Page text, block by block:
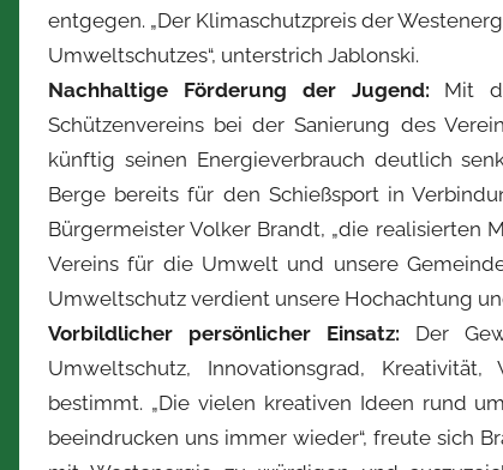
entgegen. „Der Klimaschutzpreis der
Umweltschutzes“, unterstrich Jablonski.
Nachhaltige Förderung der Jugend: Mit
Schützenvereins bei der Sanierung des
künftig seinen Energieverbrauch deutlich
Berge bereits für den Schießsport in
Bürgermeister Volker Brandt, „die realisierten
Vereins für die Umwelt und unsere
Umweltschutz verdient unsere Hochachtung
Vorbildlicher persönlicher Einsatz: Der
Umweltschutz, Innovationsgrad,
bestimmt. „Die vielen kreativen Ideen rund
beeindrucken uns immer wieder“, freute sich